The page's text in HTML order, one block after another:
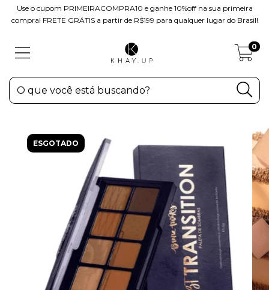
Use o cupom PRIMEIRACOMPRA10 e ganhe 10%off na sua primeira
compra! FRETE GRÁTIS a partir de R$199 para qualquer lugar do Brasil!
0
ESGOTADO